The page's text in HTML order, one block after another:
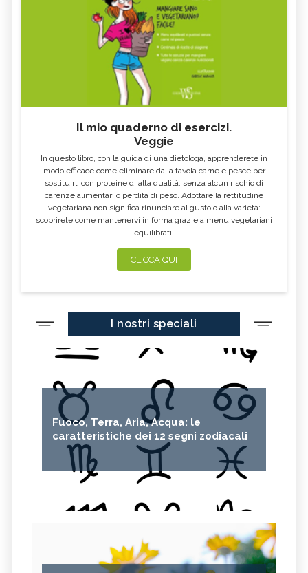
Medico prima di assumere il prodotto. Si
sconsiglia l'uso del prodotto in gravidanza
e durante l'allattamento.
Il mio quaderno di esercizi.
Veggie
In questo libro, con la guida di una dietologa, apprenderete in
modo efficace come eliminare dalla tavola carne e pesce per
sostituirli con proteine di alta qualità, senza alcun rischio di
carenze alimentari o perdita di peso. Adottare la rettitudine
vegetariana non significa rinunciare al gusto o alla varietà:
scoprirete come mantenervi in forma grazie a menu vegetariani
equilibrati!
CLICCA QUI
I nostri speciali
Fuoco, Terra, Aria, Acqua: le
caratteristiche dei 12 segni zodiacali